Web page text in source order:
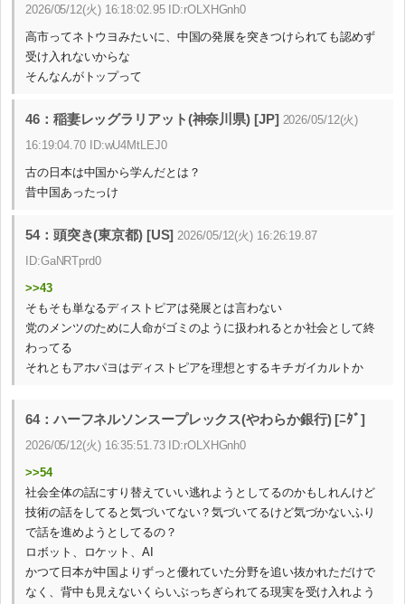
2026/05/12(火) 16:18:02.95 ID:rOLXHGnh0
高市ってネトウヨみたいに、中国の発展を突きつけられても認めず
受け入れないからな
そんなんがトップって
46：稲妻レッグラリアット(神奈川県) [JP] 2026/05/12(火)
16:19:04.70 ID:wU4MtLEJ0
古の日本は中国から学んだとは？
昔中国あったっけ
54：頭突き(東京都) [US] 2026/05/12(火) 16:26:19.87
ID:GaNRTprd0
>>43
そもそも単なるディストピアは発展とは言わない
党のメンツのために人命がゴミのように扱われるとか社会として終
わってる
それともアホパヨはディストピアを理想とするキチガイカルトか
64：ハーフネルソンスープレックス(やわらか銀行) [ﾆﾀﾞ]
2026/05/12(火) 16:35:51.73 ID:rOLXHGnh0
>>54
社会全体の話にすり替えていい逃れようとしてるのかもしれんけど
技術の話をしてると気づいてない？気づいてるけど気づかないふり
で話を進めようとしてるの？
ロボット、ロケット、AI
かつて日本が中国よりずっと優れていた分野を追い抜かれただけで
なく、背中も見えないくらいぶっちぎられてる現実を受け入れよう